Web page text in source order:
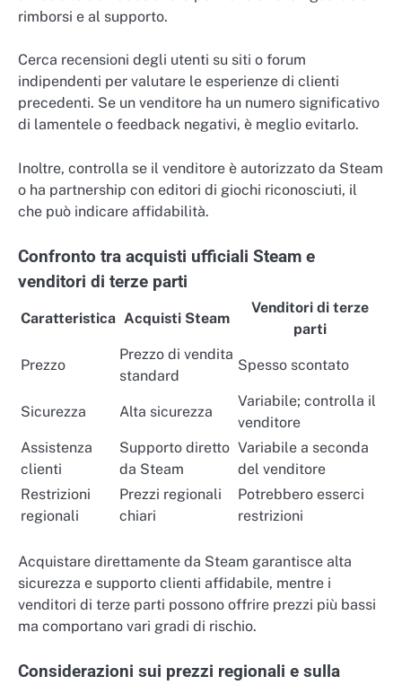
rimborsi e al supporto.
Cerca recensioni degli utenti su siti o forum
indipendenti per valutare le esperienze di clienti
precedenti. Se un venditore ha un numero significativo
di lamentele o feedback negativi, è meglio evitarlo.
Inoltre, controlla se il venditore è autorizzato da Steam
o ha partnership con editori di giochi riconosciuti, il
che può indicare affidabilità.
Confronto tra acquisti ufficiali Steam e
venditori di terze parti
Caratteristica Acquisti Steam
Venditori di terze
parti
Prezzo
Prezzo di vendita
standard
Spesso scontato
Sicurezza Alta sicurezza
Variabile; controlla il
venditore
Assistenza
clienti
Supporto diretto
da Steam
Variabile a seconda
del venditore
Restrizioni
regionali
Prezzi regionali
chiari
Potrebbero esserci
restrizioni
Acquistare direttamente da Steam garantisce alta
sicurezza e supporto clienti affidabile, mentre i
venditori di terze parti possono offrire prezzi più bassi
ma comportano vari gradi di rischio.
Considerazioni sui prezzi regionali e sulla